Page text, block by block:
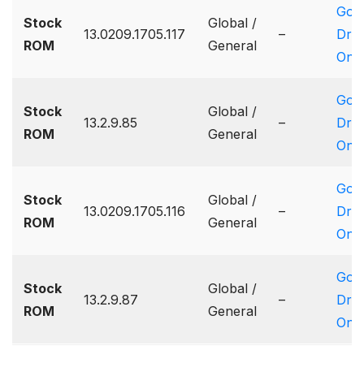
Stock
ROM
13.0209.1705.117
Global /
General
–
Stock
ROM
13.2.9.85
Global /
General
–
Stock
ROM
13.0209.1705.116
Global /
General
–
Stock
ROM
13.2.9.87
Global /
General
–